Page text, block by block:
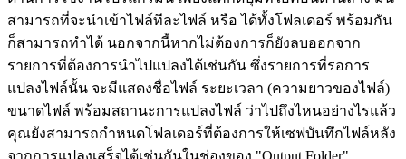
สามารถที่จะนำเข้าไฟล์ทีละไฟล์ หรือ ได้ทั้งโฟลเดอร์ พร้อมกัน
ก็สามารถทำได้ นอกจากนี้หากไม่ต้องการก็ยังลบออกจาก
รายการที่ต้องการนำไปแปลงได้เช่นกัน ซึ่งรายการที่รอการ
แปลงไฟล์นั้น จะมีแสดงชื่อไฟล์ ระยะเวลา (ความยาวของไฟล์)
ขนาดไฟล์ พร้อมสถานะการแปลงไฟล์ ว่าไปถึงไหนอย่างไรแล้ว
คุณยังสามารถกำหนดโฟลเดอร์ที่ต้องการให้เซฟบันทึกไฟล์หลัง